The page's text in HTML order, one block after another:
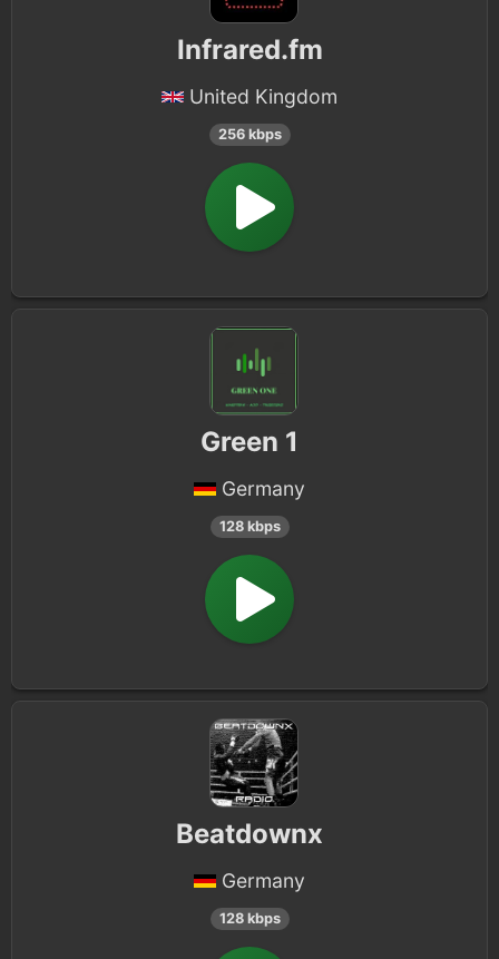
Infrared.fm
United Kingdom
256 kbps
Green 1
Germany
128 kbps
Beatdownx
Germany
128 kbps